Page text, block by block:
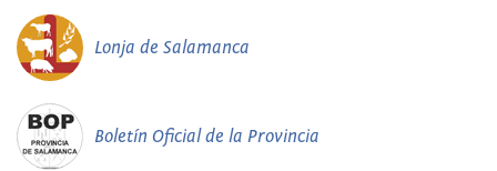
Lonja de Salamanca
Boletín Oficial de la Provincia